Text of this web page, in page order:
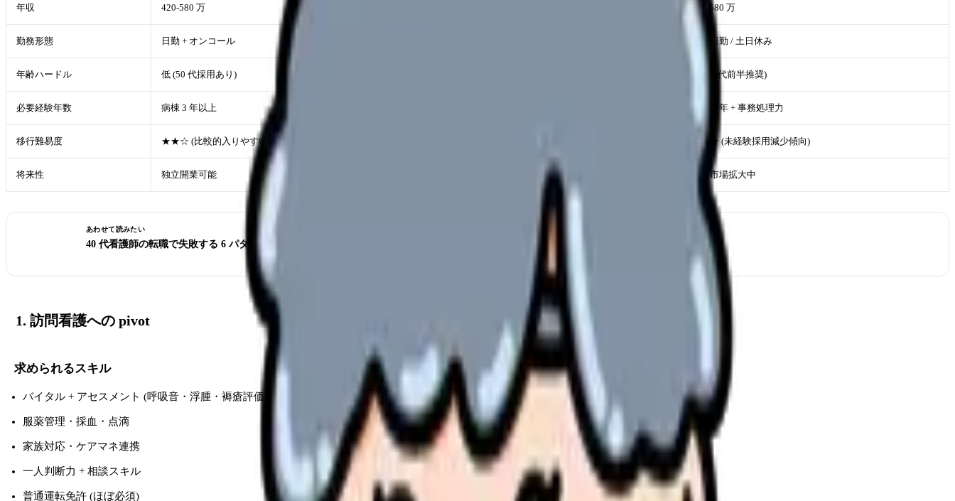
年収 420-580 万 480-580 万
勤務形態 日勤 + オンコール 完全日勤 / 土日休み
年齢ハードル 低 (50 代採用あり) 中 (40 代前半推奨)
必要経験年数 病棟 3 年以上 病棟 3 年 + 事務処理力
移行難易度 ★★☆ (比較的入りやすい) ★★★ (未経験採用減少傾向)
将来性 独立開業可能 治験市場拡大中
あわせて読みたい
40 代看護師の転職で失敗する 6 パターン｜同じ轍を踏まないために
1. 訪問看護への pivot
求められるスキル
バイタル + アセスメント (呼吸音・浮腫・褥瘡評価)
服薬管理・採血・点滴
家族対応・ケアマネ連携
一人判断力 + 相談スキル
普通運転免許 (ほぼ必須)